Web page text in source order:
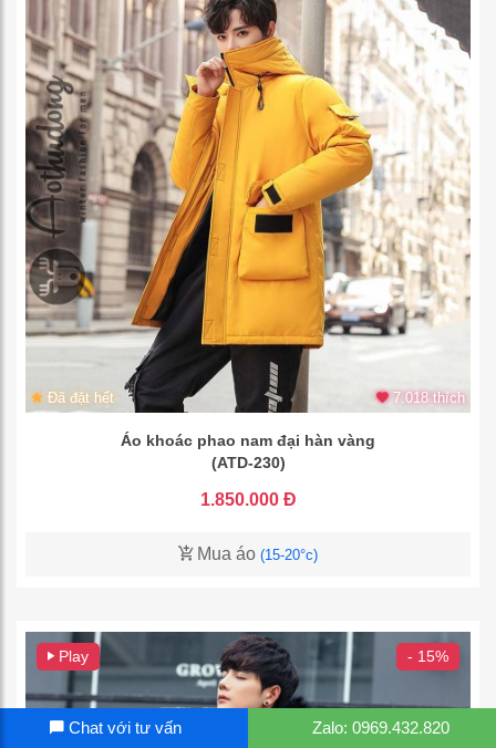
Đã đặt hết 7.018 thích
Áo khoác phao nam đại hàn vàng
(ATD-230)
1.850.000 Đ
Mua áo (15-20°c)
- 15%
Play
Chat với tư vấn Zalo: 0969.432.820